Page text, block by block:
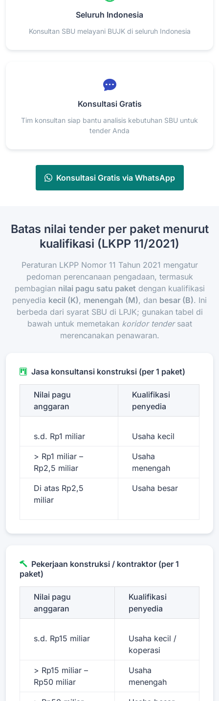
Seluruh Indonesia
Konsultan SBU melayani BUJK di seluruh Indonesia
Konsultasi Gratis
Tim konsultan siap bantu analisis kebutuhan SBU untuk
tender Anda
Konsultasi Gratis via WhatsApp
Batas nilai tender per paket menurut
kualifikasi (LKPP 11/2021)
Peraturan LKPP Nomor 11 Tahun 2021 mengatur
pedoman perencanaan pengadaan, termasuk
pembagian nilai pagu satu paketdengan kualifikasi
penyedia kecil (K), menengah (M), dan besar (B). Ini
berbeda dari syarat SBU di LPJK; gunakan tabel di
bawah untuk memetakan koridor tendersaat
merencanakan penawaran.
Jasa konsultansi konstruksi (per 1 paket)
Nilai pagu
anggaran
Kualifikasi
penyedia
s.d. Rp1 miliar Usaha kecil
> Rp1 miliar –
Rp2,5 miliar
Usaha
menengah
Di atas Rp2,5
miliar
Usaha besar
Pekerjaan konstruksi / kontraktor (per 1
paket)
Nilai pagu
anggaran
Kualifikasi
penyedia
s.d. Rp15 miliar
Usaha kecil /
koperasi
> Rp15 miliar –
Rp50 miliar
Usaha
menengah